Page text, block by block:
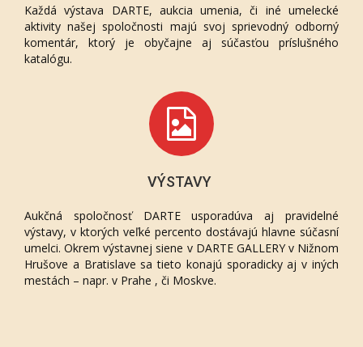
Každá výstava DARTE, aukcia umenia, či iné umelecké
aktivity našej spoločnosti majú svoj sprievodný odborný
komentár, ktorý je obyčajne aj súčasťou príslušného
katalógu.
VÝSTAVY
Aukčná spoločnosť DARTE usporadúva aj pravidelné
výstavy, v ktorých veľké percento dostávajú hlavne súčasní
umelci. Okrem výstavnej siene v DARTE GALLERY v Nižnom
Hrušove a Bratislave sa tieto konajú sporadicky aj v iných
mestách – napr. v Prahe , či Moskve.